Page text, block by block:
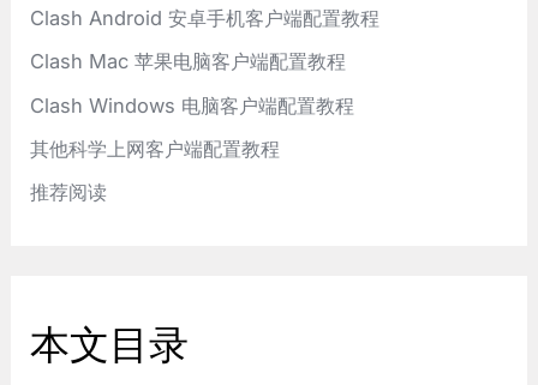
Clash Android 安卓手机客户端配置教程
Clash Mac 苹果电脑客户端配置教程
Clash Windows 电脑客户端配置教程
其他科学上网客户端配置教程
推荐阅读
本文目录